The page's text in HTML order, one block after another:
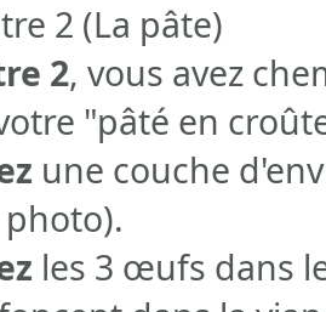
2 (La pâte)
2, vous avez
"pâté en
une couche
les 3 œufs dans